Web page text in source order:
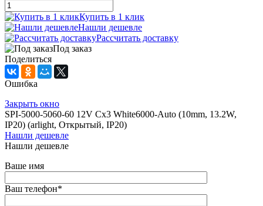
Купить в 1 клик
Нашли дешевле
Рассчитать доставку
Под заказ
Поделиться
Ошибка
Закрыть окно
SPI-5000-5060-60 12V Cx3 White6000-Auto (10mm, 13.2W,
IP20) (arlight, Открытый, IP20)
Нашли дешевле
Нашли дешевле
Ваше имя
Ваш телефон*